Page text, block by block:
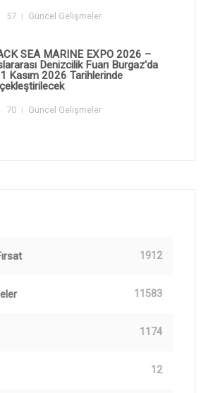
57 Güncel Gelişmeler
SEA MARINE EXPO 2026 –
Denizcilik Fuarı Burgaz'da
Kasım 2026 Tarihlerinde
70 Güncel Gelişmeler
1912
11583
1174
12